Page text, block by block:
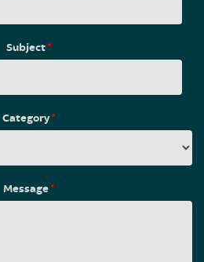
Subject*
Category*
Message*